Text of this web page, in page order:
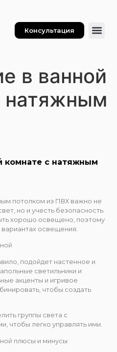
Консультация
в ванной
натяжным
комнате с натяжным
потолком из ПВХ важно не
но и учесть безопасность.
хорошо освещено, поэтому
освещения.
подойдет настенное и
светильники и
акценты и игривое
чтобы создать
группы света с
чтобы легко управлять ими.